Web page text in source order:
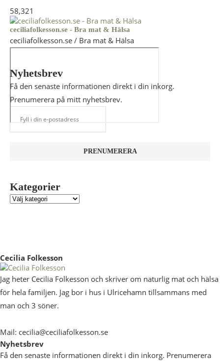
58,321
ceciliafolkesson.se - Bra mat & Hälsa
ceciliafolkesson.se / Bra mat & Hälsa
Nyhetsbrev
Få den senaste informationen direkt i din inkorg.
Prenumerera på mitt nyhetsbrev.
Kategorier
Cecilia Folkesson
Jag heter Cecilia Folkesson och skriver om naturlig mat och hälsa
för hela familjen. Jag bor i hus i Ulricehamn tillsammans med
man och 3 söner.
Mail: cecilia@ceciliafolkesson.se
Nyhetsbrev
Få den senaste informationen direkt i din inkorg. Prenumerera